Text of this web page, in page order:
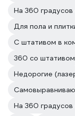
На 360
Для пола и
С штативом в
360 со штативом
Недорогие
На 360